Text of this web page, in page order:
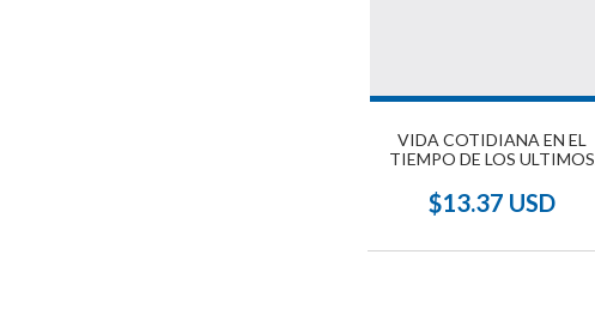
VIDA COTIDIANA EN EL
TIEMPO DE LOS ULTIMOS
$13.37 USD